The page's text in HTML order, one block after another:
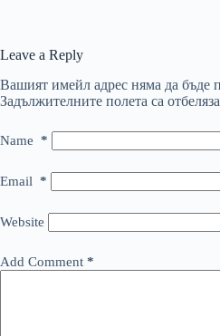
Leave a Reply
Вашият имейл адрес няма да бъде
Задължителните полета са
Name *
Email *
Website
Add Comment *